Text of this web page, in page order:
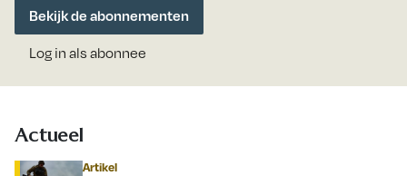
Bekijk de abonnementen
Log in als abonnee
Actueel
Artikel